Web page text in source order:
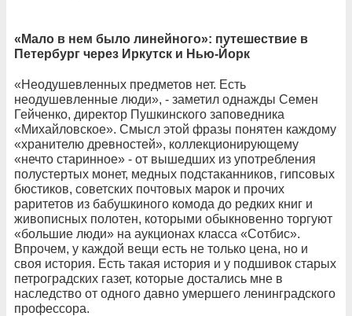
«Мало в нем было линейного»: путешествие в
Петербург через Иркутск и Нью-Йорк
«Неодушевленных предметов нет. Есть
неодушевленные люди», - заметил однажды Семен
Гейченко, директор Пушкинского заповедника
«Михайловское». Смысл этой фразы понятен каждому
«хранителю древностей», коллекционирующему
«нечто старинное» - от вышедших из употребления
полустертых монет, медных подстаканников, гипсовых
бюстиков, советских почтовых марок и прочих
раритетов из бабушкиного комода до редких книг и
живописных полотен, которыми обыкновенно торгуют
«большие люди» на аукционах класса «Сотбис».
Впрочем, у каждой вещи есть не только цена, но и
своя история. Есть такая история и у подшивок старых
петроградских газет, которые достались мне в
наследство от одного давно умершего ленинградского
профессора.